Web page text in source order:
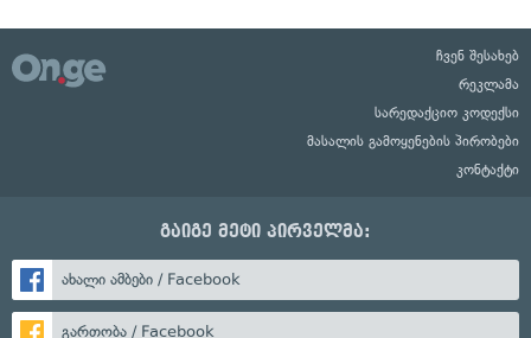
ჩვენ შესახებ
რეკლამა
სარედაქციო კოდექსი
მასალის გამოყენების პირობები
კონტაქტი
გაიგე მეტი პირველმა:
ახალი ამბები / Facebook
გართობა / Facebook